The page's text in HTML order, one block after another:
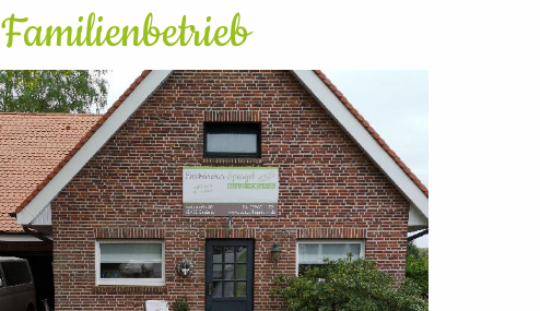
Familienbetrieb